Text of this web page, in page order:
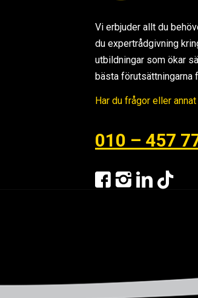
Vi erbjuder allt du
du expertrådgivning
utbildningar som ökar
bästa förutsättningarna
Har du frågor eller
010 – 457